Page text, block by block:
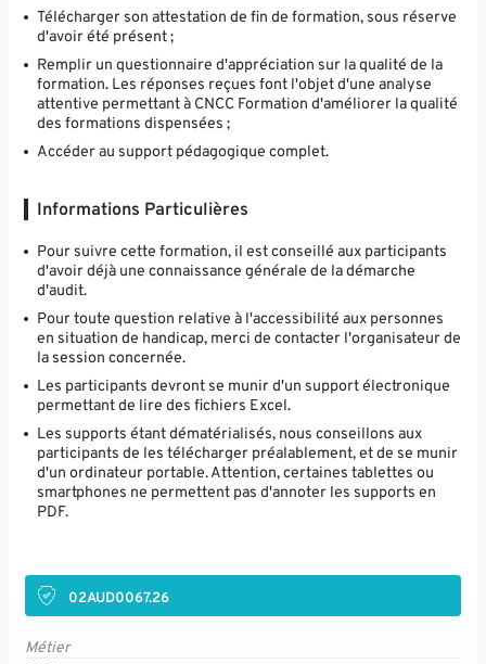
Télécharger son attestation de fin de formation, sous réserve
d'avoir été présent ;
Remplir un questionnaire d'appréciation sur la qualité de la
formation. Les réponses reçues font l'objet d'une analyse
attentive permettant à CNCC Formation d'améliorer la qualité
des formations dispensées ;
Accéder au support pédagogique complet.
Informations Particulières
Pour suivre cette formation, il est conseillé aux participants
d'avoir déjà une connaissance générale de la démarche
d'audit.
Pour toute question relative à l'accessibilité aux personnes
en situation de handicap, merci de contacter l'organisateur de
la session concernée.
Les participants devront se munir d'un support électronique
permettant de lire des fichiers Excel.
Les supports étant dématérialisés, nous conseillons aux
participants de les télécharger préalablement, et de se munir
d'un ordinateur portable. Attention, certaines tablettes ou
smartphones ne permettent pas d'annoter les supports en
PDF.
02AUD0067.26
Métier